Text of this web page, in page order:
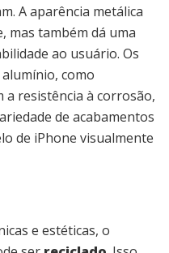
A aparência metálica
mas também dá uma
ao usuário. Os
como
a resistência à corrosão,
de acabamentos
de iPhone visualmente
e estéticas, o